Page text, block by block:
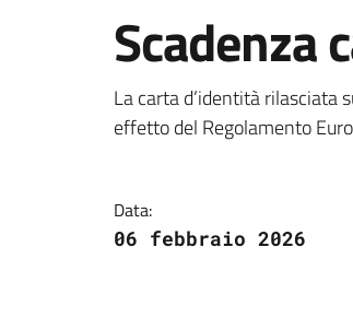
Scadenza
Dettagli
La carta d’identità rilasciata
effetto del Regolamento
Data:
06 febbraio 2026